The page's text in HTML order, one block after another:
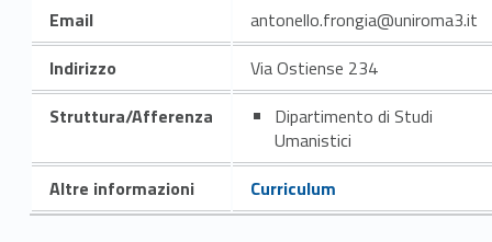
Email
antonello.frongia@uniroma3.it
Indirizzo
Via Ostiense 234
Struttura/Afferenza
Dipartimento di Studi
Umanistici
Altre informazioni
Curriculum